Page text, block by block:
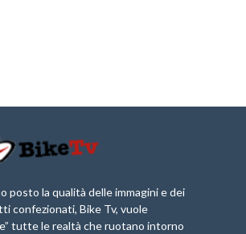
posto la qualità delle immagini e dei
confezionati, Bike Tv, vuole
tutte le realtà che ruotano intorno